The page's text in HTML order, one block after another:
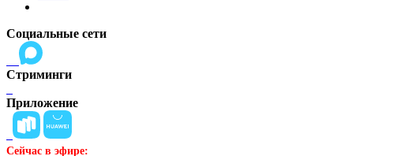
Социальные сети
Стриминги
Приложение
Сейчас в эфире: